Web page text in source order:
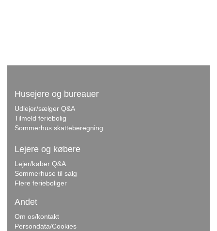
Husejere og bureauer
Udlejer/sælger Q&A
Tilmeld feriebolig
Sommerhus skatteberegning
Lejere og købere
Lejer/køber Q&A
Sommerhuse til salg
Flere ferieboliger
Andet
Om os/kontakt
Persondata/Cookies